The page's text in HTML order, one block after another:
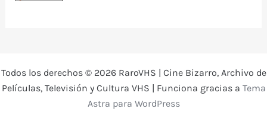
Todos los derechos © 2026 RaroVHS | Cine Bizarro, Archivo de
Películas, Televisión y Cultura VHS | Funciona gracias a Tema
Astra para WordPress